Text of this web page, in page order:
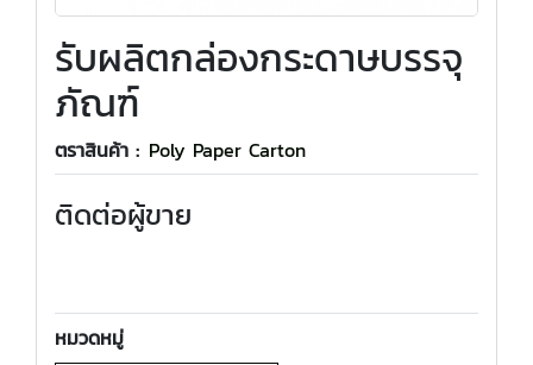
รับผลิตกล่องกระดาษบรรจุ
ภัณฑ์
ตราสินค้า : Poly Paper Carton
ติดต่อผู้ขาย
หมวดหมู่